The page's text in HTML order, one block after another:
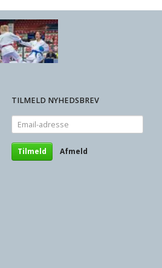
TILMELD NYHEDSBREV
Email-
adresse
Tilmeld Afmeld